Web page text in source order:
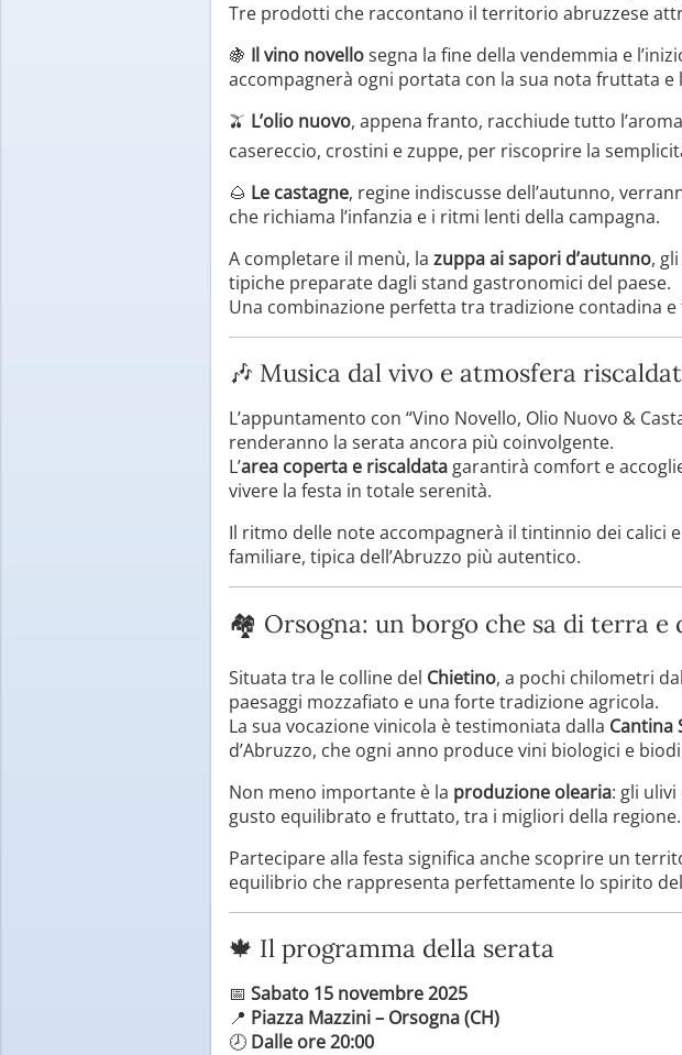
Tre prodotti che raccontano il territorio abruzzese
🍇 Il vino novellosegna la fine della vendemmia e
accompagnerà ogni portata con la sua nota fruttata e
🫒 L’olio nuovo, appena franto, racchiude tutto
casereccio, crostini e zuppe, per riscoprire la
🌰 Le castagne, regine indiscusse dell’autunno,
che richiama l’infanzia e i ritmi lenti della campagna.
A completare il menù, la zuppa ai sapori d’autunno, gli
tipiche preparate dagli stand gastronomici del paese.
Una combinazione perfetta tra tradizione contadina e
🎶 Musica dal vivo e atmosfera
L’appuntamento con “Vino Novello, Olio Nuovo &
renderanno la serata ancora più coinvolgente.
L’area coperta e riscaldata garantirà comfort e
vivere la festa in totale serenità.
Il ritmo delle note accompagnerà il tintinnio dei calici
familiare, tipica dell’Abruzzo più autentico.
🏘️ Orsogna: un borgo che sa di terra e
Situata tra le colline del Chietino, a pochi chilometri
paesaggi mozzafiato e una forte tradizione agricola.
La sua vocazione vinicola è testimoniata dalla Cantina
d’Abruzzo, che ogni anno produce vini biologici e
Non meno importante è la produzione olearia: gli
gusto equilibrato e fruttato, tra i migliori della regione.
Partecipare alla festa significa anche scoprire un
equilibrio che rappresenta perfettamente lo spirito
🍁 Il programma della serata
📅 Sabato 15 novembre 2025
📍 Piazza Mazzini – Orsogna (CH)
🕗 Dalle ore 20:00